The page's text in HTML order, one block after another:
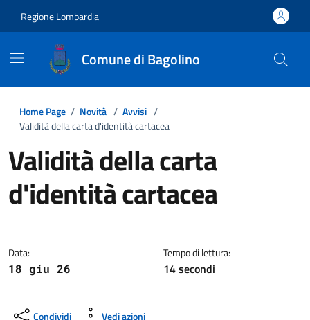
Regione Lombardia
Comune di Bagolino
Home Page / Novità / Avvisi /
Validità della carta d'identità cartacea
Validità della carta
d'identità cartacea
Data:
18 giu 26
Tempo di lettura:
14 secondi
Condividi Vedi azioni